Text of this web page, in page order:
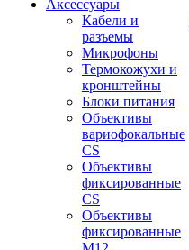
Аксессуары
Кабели и
разъемы
Микрофоны
Термокожухи и
кронштейны
Блоки питания
Объективы
вариофокальные
CS
Объективы
фиксированные
CS
Объективы
фиксированные